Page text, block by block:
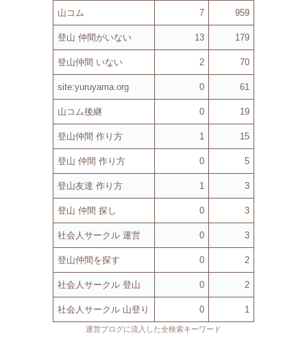
山コム 7 959
登山 仲間がいない 13 179
登山仲間 いない 2 70
site:yuruyama.org 0 61
山コム後継 0 19
登山仲間 作り方 1 15
登山 仲間 作り方 0 5
登山友達 作り方 1 3
登山 仲間 探し 0 3
社会人サークル 運営 0 3
登山仲間を探す 0 2
社会人サークル 登山 0 2
社会人サークル 山登り 0 1
運営ブログに流入した全検索キーワード